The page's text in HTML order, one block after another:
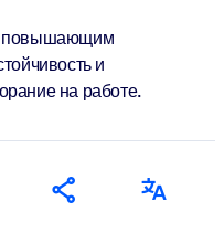
повышающим
и
на работе.